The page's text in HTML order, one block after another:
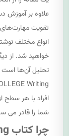
علاوه بر آموزش
تقویت
انواع مختلف
خواهید شد. از
تحلیل آن‌ها
افراد با هر سطح
شما را قادر می